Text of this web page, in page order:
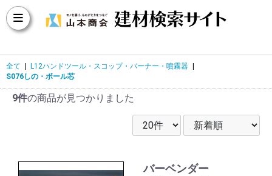
全て | L12ハンドツール・スコップ・バーナー・噴霧器 |
S076しの・ボール芯
9件の商品が見つかりました
バーベンダー